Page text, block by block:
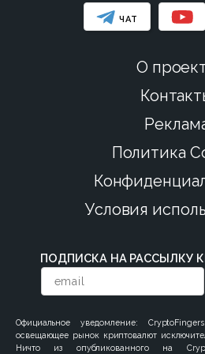
ЧАТ
О
Политика
Условия
ПОДПИСКА НА РАССЫЛКУ
Официальное уведомление:
освещающее рынок криптовалют
Ничто из опубликованного на